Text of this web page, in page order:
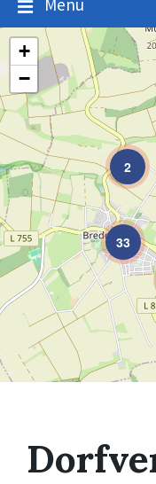
Menu
2
33
+
−